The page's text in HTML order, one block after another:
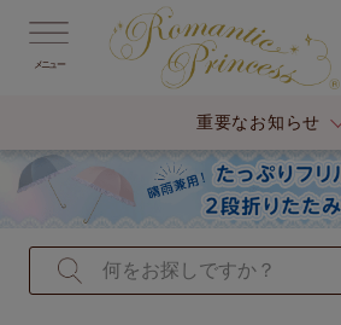
メニュー
重要なお知らせ